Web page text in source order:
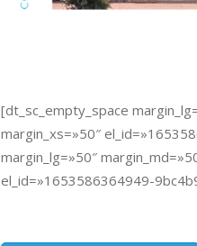
[dt_sc_empty_space
margin_xs=»50″
margin_lg=»50″
el_id=»1653586364949-